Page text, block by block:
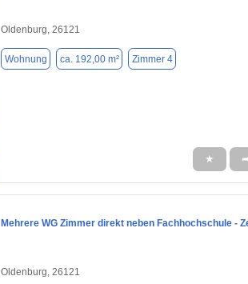
Oldenburg, 26121
Wohnung ca. 192,00 m² Zimmer 4
★
Mehrere WG Zimmer direkt neben Fachhochschule -
Oldenburg, 26121